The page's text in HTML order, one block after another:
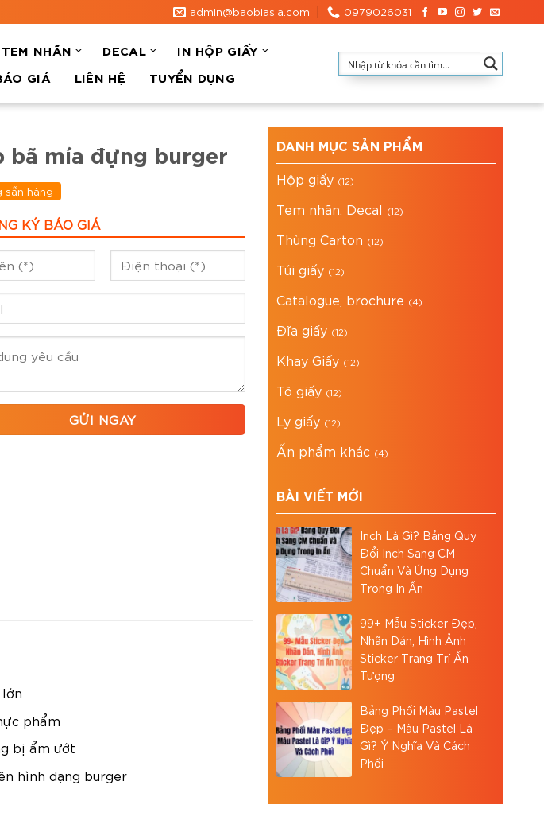
admin@baobiasia.com 0979026031
TEM NHÃN DECAL
IN HỘP GIẤY
GIÁ LIÊN HỆ TUYỂN DỤNG
bã mía đựng burger
sẵn hàng
KÝ BÁO GIÁ
phẩm
bị ẩm ướt
hình dạng burger
DANH MỤC SẢN PHẨM
Hộp giấy (12)
Tem nhãn, Decal (12)
Thùng Carton (12)
Túi giấy (12)
Catalogue, brochure (4)
Đĩa giấy (12)
Khay Giấy (12)
Tô giấy (12)
Ly giấy (12)
Ấn phẩm khác (4)
BÀI VIẾT MỚI
Inch Là Gì? Bảng Quy
Đổi Inch Sang CM
Chuẩn Và Ứng Dụng
Trong In Ấn
99+ Mẫu Sticker Đẹp,
Nhãn Dán, Hình Ảnh
Sticker Trang Trí Ấn
Tượng
Bảng Phối Màu Pastel
Đẹp – Màu Pastel Là
Gì? Ý Nghĩa Và Cách
Phối